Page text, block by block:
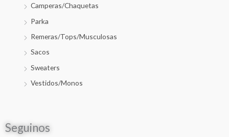
Camperas/Chaquetas
Parka
Remeras/Tops/Musculosas
Sacos
Sweaters
Vestidos/Monos
Seguinos